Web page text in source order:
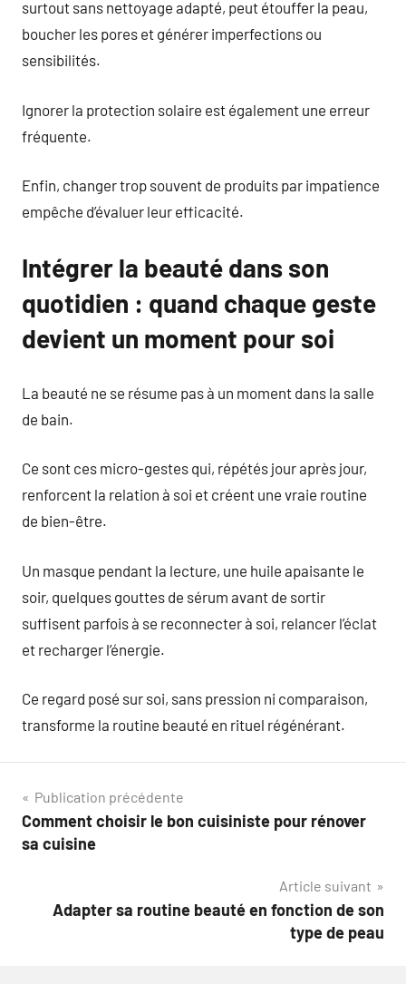
surtout sans nettoyage adapté, peut étouffer la peau,
boucher les pores et générer imperfections ou
sensibilités.
Ignorer la protection solaire est également une erreur
fréquente.
Enfin, changer trop souvent de produits par impatience
empêche d’évaluer leur efficacité.
Intégrer la beauté dans son
quotidien : quand chaque geste
devient un moment pour soi
La beauté ne se résume pas à un moment dans la salle
de bain.
Ce sont ces micro-gestes qui, répétés jour après jour,
renforcent la relation à soi et créent une vraie routine
de bien-être.
Un masque pendant la lecture, une huile apaisante le
soir, quelques gouttes de sérum avant de sortir
suffisent parfois à se reconnecter à soi, relancer l’éclat
et recharger l’énergie.
Ce regard posé sur soi, sans pression ni comparaison,
transforme la routine beauté en rituel régénérant.
Navigation
de
Publication précédente
Comment choisir le bon cuisiniste pour rénover
sa cuisine
Article suivant
Adapter sa routine beauté en fonction de son
type de peau